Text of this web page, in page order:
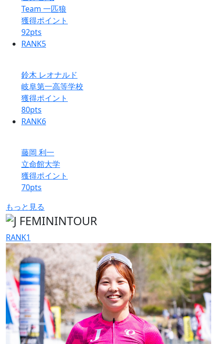
Team 一匹狼
獲得ポイント
92pts
RANK5
鈴木 レオナルド
岐阜第一高等学校
獲得ポイント
80pts
RANK6
藤岡 利一
立命館大学
獲得ポイント
70pts
もっと見る
RANK1